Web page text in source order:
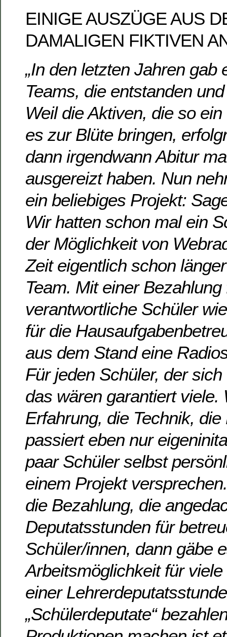
EINIGE AUSZÜGE AUS
DAMALIGEN FIKTIVEN
„In den letzten Jahren gab
Teams, die entstanden
Weil die Aktiven, die so
es zur Blüte bringen,
dann irgendwann Abitur
ausgereizt haben. Nun
ein beliebiges Projekt:
Wir hatten schon mal ein
der Möglichkeit von
Zeit eigentlich schon
Team. Mit einer
verantwortliche Schüler
für die
aus dem Stand eine
Für jeden Schüler, der
das wären garantiert viele.
Erfahrung, die Technik,
passiert eben nur
paar Schüler selbst
einem Projekt
die Bezahlung, die
Deputatsstunden für
Schüler/innen, dann gäbe
Arbeitsmöglichkeit für
einer
„Schülerdeputate“